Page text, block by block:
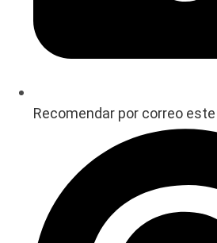
Recomendar por correo